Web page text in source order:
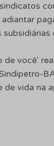
subsidiárias
de você’
de vida na